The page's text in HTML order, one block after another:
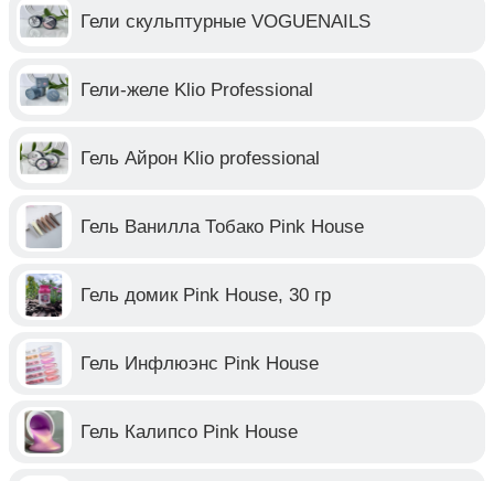
Гели скульптурные VOGUENAILS
Гели-желе Klio Professional
Гель Айрон Klio professional
Гель Ванилла Тобако Pink House
Гель домик Pink House, 30 гр
Гель Инфлюэнс Pink House
Гель Калипсо Pink House